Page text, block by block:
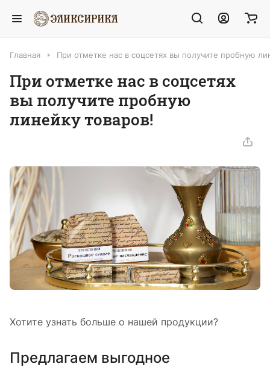
Главная При отметке нас в соцсетях вы получите пробную
При отметке нас в соцсетях
вы получите пробную
линейку товаров!
Хотите узнать больше о нашей продукции?
Предлагаем выгодное